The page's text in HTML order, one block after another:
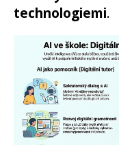
technologiemi.